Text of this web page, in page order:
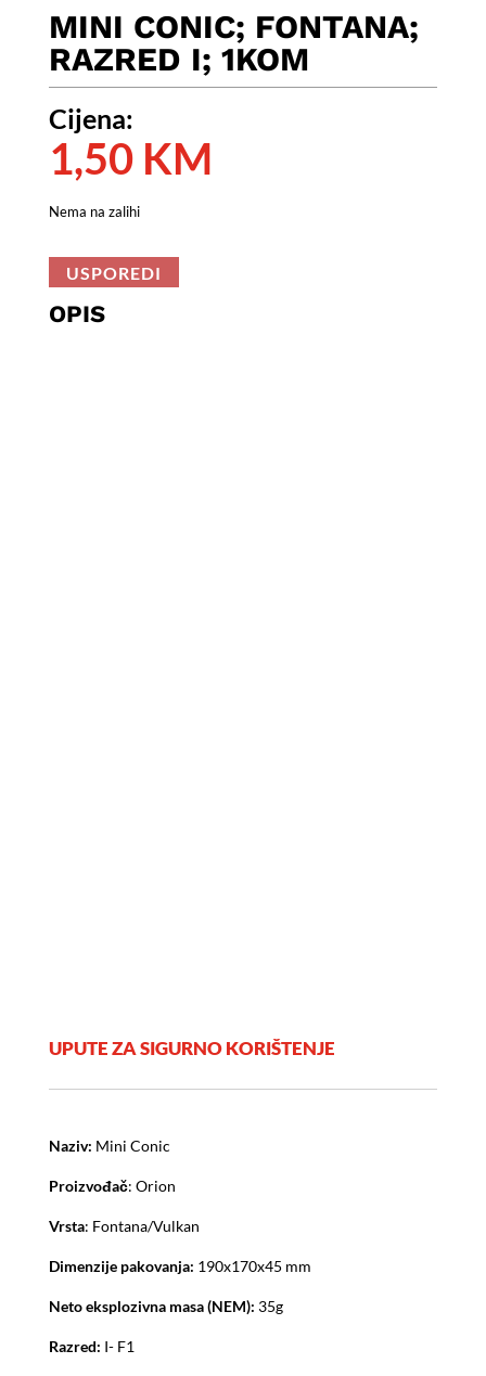
MINI CONIC; FONTANA;
RAZRED I; 1KOM
Cijena:
1,50 KM
Nema na zalihi
USPOREDI
OPIS
UPUTE ZA SIGURNO KORIŠTENJE
Naziv: Mini Conic
Proizvođač: Orion
Vrsta: Fontana/Vulkan
Dimenzije pakovanja: 190x170x45 mm
Neto eksplozivna masa (NEM): 35g
Razred: I- F1